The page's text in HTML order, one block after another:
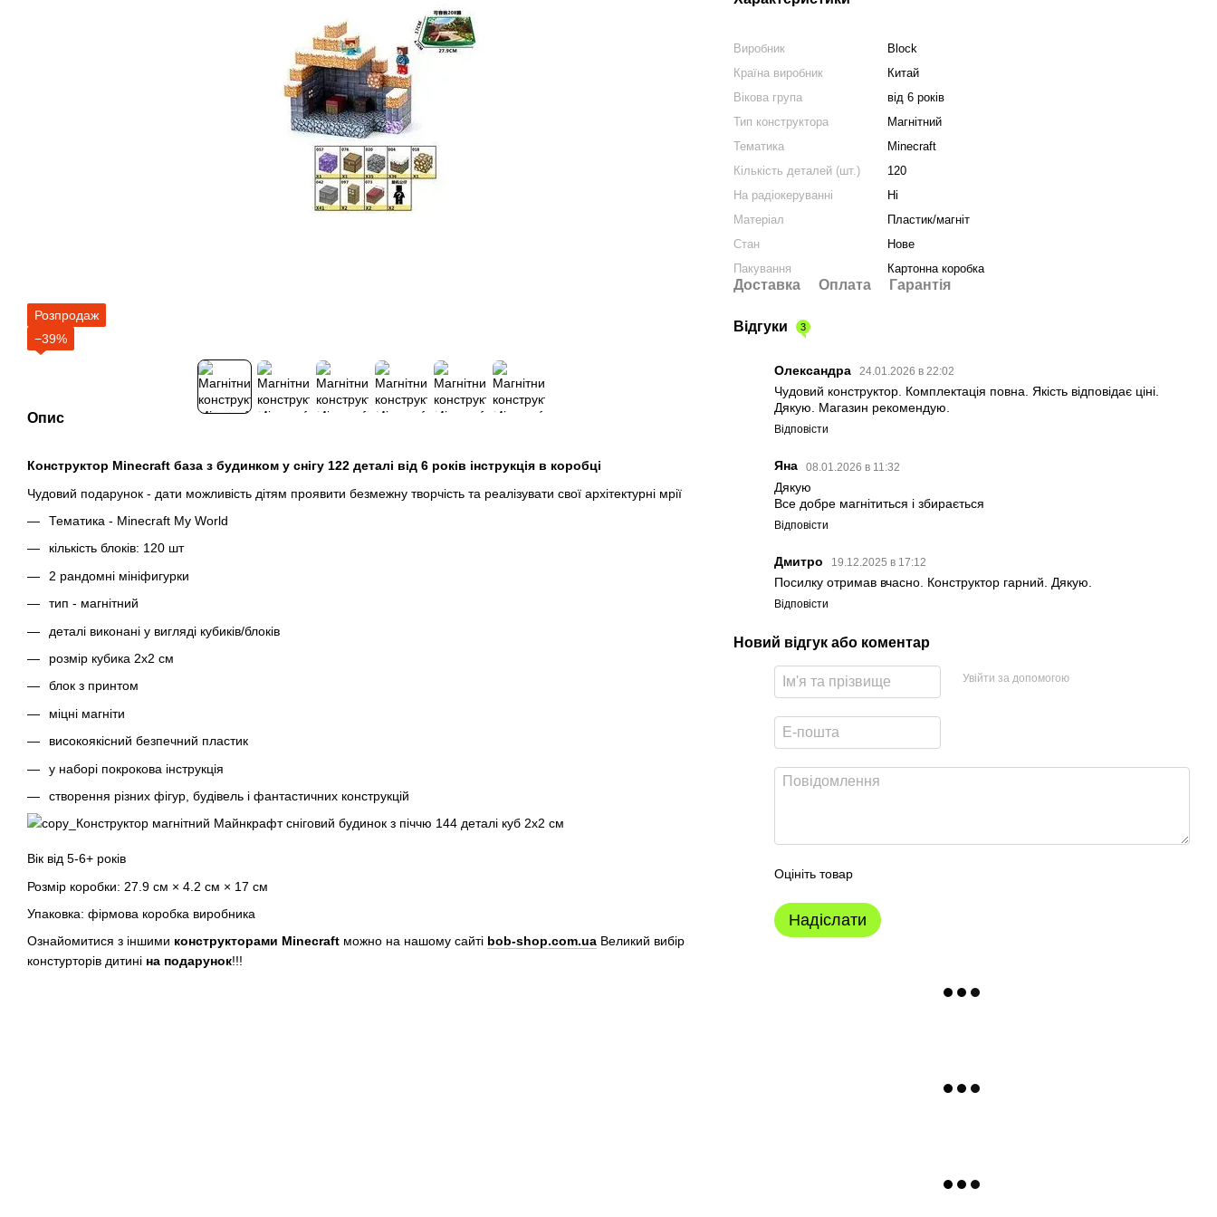
Розпродаж
−39%
Опис
Конструктор Minecraft база з будинком у снігу 122 деталі від 6 років інструкція в коробці
Чудовий подарунок - дати можливість дітям проявити безмежну творчість та реалізувати свої архітектурні мрії
Тематика - Minecraft My World
кількість блоків: 120 шт
2 рандомні мініфигурки
тип - магнітний
деталі виконані у вигляді кубиків/блоків
розмір кубика 2х2 см
блок з принтом
міцні магніти
високоякісний безпечний пластик
у наборі покрокова інструкція
створення різних фігур, будівель і фантастичних конструкцій
Вік від 5-6+ років
Розмір коробки: 27.9 см × 4.2 см × 17 см
Упаковка: фірмова коробка виробника
Ознайомитися з іншими конструкторами Minecraft можно на нашому сайті bob-shop.com.ua Великий вибір
констурторів дитині на подарунок!!!
Виробник
Block
Країна виробник
Китай
Вікова група
від 6 років
Тип конструктора
Магнітний
Тематика
Minecraft
Кількість деталей (шт.)
120
На радіокеруванні
Ні
Матеріал
Пластик/магніт
Стан
Нове
Пакування
Картонна коробка
Доставка Оплата Гарантія
Відгуки 3
Олександра 24.01.2026 в 22:02
Чудовий конструктор. Комплектація повна. Якість відповідає ціні.
Дякую. Магазин рекомендую.
Відповісти
Яна 08.01.2026 в 11:32
Дякую
Все добре магнітиться і збирається
Відповісти
Дмитро 19.12.2025 в 17:12
Посилку отримав вчасно. Конструктор гарний. Дякую.
Відповісти
Новий відгук або коментар
Увійти за допомогою
Оцініть товар
Надіслати